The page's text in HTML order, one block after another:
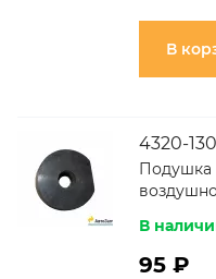
В
4320-
Подушка
В
95 ₽